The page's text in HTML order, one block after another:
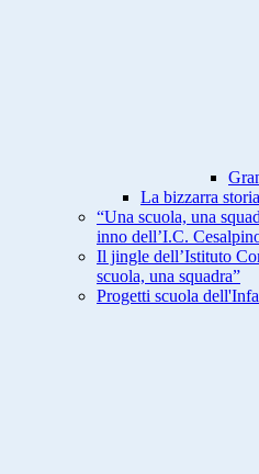
La bizzarra
“Una scuola, una
inno dell’I.C.
Il jingle dell’Istituto
scuola, una squadra”
Progetti scuola